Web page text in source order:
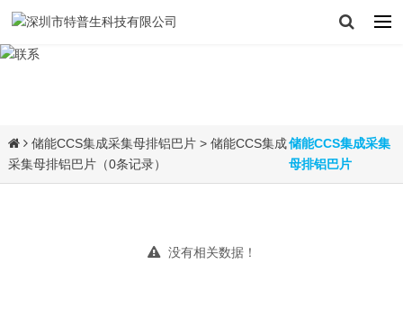
储能CCS集成采集母排铝巴片 > 储能CCS集成
采集母排铝巴片（0条记录）
储能CCS集成采集
母排铝巴片
没有相关数据！